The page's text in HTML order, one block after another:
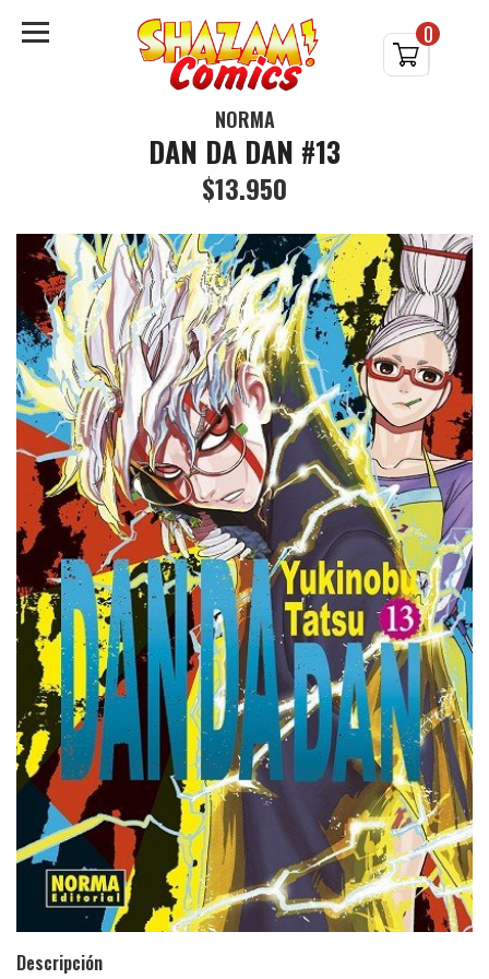
0
NORMA
DAN DA DAN #13
$13.950
Descripción